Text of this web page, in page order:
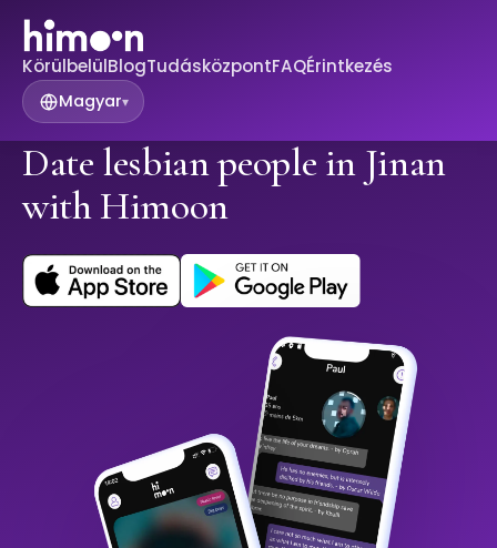
KörülbelülBlogTudásközpontFAQÉrintkezés
Magyar▾
Date lesbian people in Jinan
with Himoon